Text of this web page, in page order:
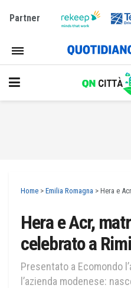
Partner
Home > Emilia Romagna > Hera e
Hera e Acr,
celebrato a
Presentato a Ecomondo
l’azienda modenese: